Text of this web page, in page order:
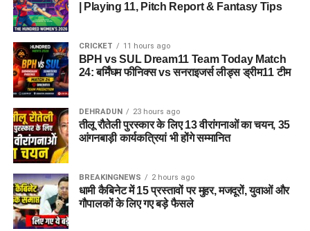
| Playing 11, Pitch Report & Fantasy Tips
CRICKET 11 hours ago
BPH vs SUL Dream11 Team Today Match
24: बर्मिंघम फीनिक्स vs सनराइजर्स लीड्स ड्रीम11 टीम
DEHRADUN 23 hours ago
तीलू रौतेली पुरस्कार के लिए 13 वीरांगनाओं का चयन, 35
आंगनबाड़ी कार्यकत्रियां भी होंगे सम्मानित
BREAKINGNEWS 2 hours ago
धामी कैबिनेट में 15 प्रस्तावों पर मुहर, मजदूरों, युवाओं और
गौपालकों के लिए गए बड़े फैसले